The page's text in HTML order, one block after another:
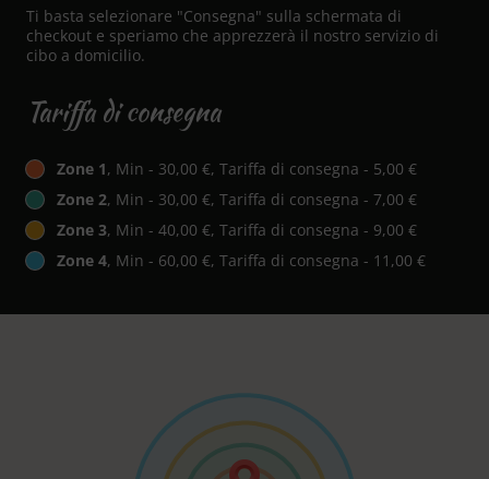
Ti basta selezionare "Consegna" sulla schermata di
checkout e speriamo che apprezzerà il nostro servizio di
cibo a domicilio.
Tariffa di consegna
Zone 1, Min - 30,00 €, Tariffa di consegna - 5,00 €
Zone 2, Min - 30,00 €, Tariffa di consegna - 7,00 €
Zone 3, Min - 40,00 €, Tariffa di consegna - 9,00 €
Zone 4, Min - 60,00 €, Tariffa di consegna - 11,00 €